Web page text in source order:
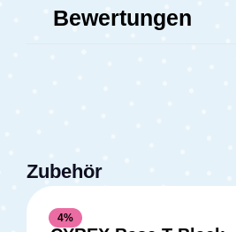
Bewertungen
Zubehör
4%